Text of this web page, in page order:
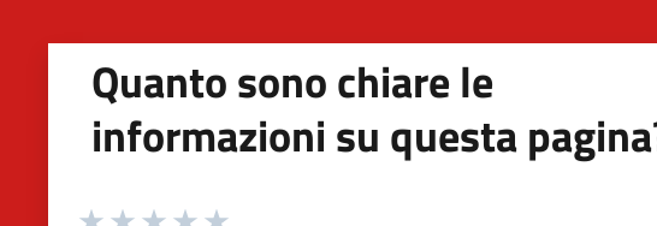
Quanto sono chiare le
informazioni su questa
Valuta da 1 a 5 stelle la pagina